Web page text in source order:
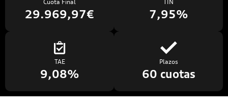
Cuota Final
29.969,97€
TIN
7,95%
TAE
9,08%
Plazos
60 cuotas